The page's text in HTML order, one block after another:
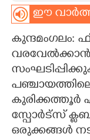
CONTACT US
ഈ
കുന്ദമംഗലം:
സ്പോർട്സ്
ഒരുക്കങ്ങൾ